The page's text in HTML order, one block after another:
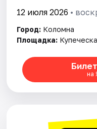
12 июля 2026 •
Город: Коломна
Площадка:
на